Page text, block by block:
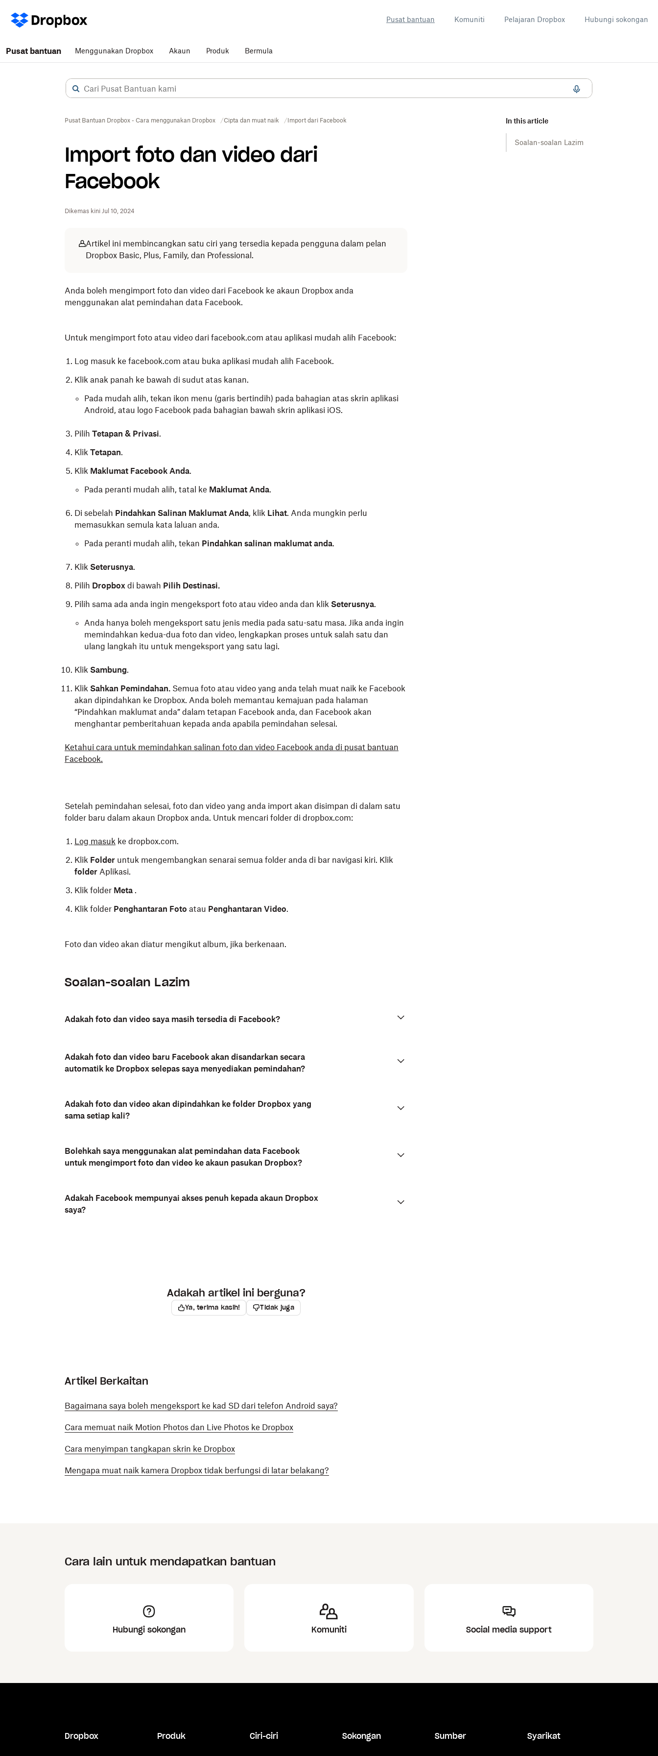
Pusat bantuan Komuniti Pelajaran Dropbox Hubungi sokongan
Pusat bantuan Menggunakan Dropbox Akaun Produk Bermula
Pusat Bantuan Dropbox - Cara menggunakan Dropbox Cipta dan muat naik Import dari Facebook
Import foto dan video dari
Facebook
Dikemas kini Jul 10, 2024
In this article
Soalan-soalan Lazim
Artikel ini membincangkan satu ciri yang tersedia kepada pengguna dalam pelan
Dropbox Basic, Plus, Family, dan Professional.
Anda boleh mengimport foto dan video dari Facebook ke akaun Dropbox anda
menggunakan alat pemindahan data Facebook.
Untuk mengimport foto atau video dari facebook.com atau aplikasi mudah alih Facebook:
Log masuk ke facebook.com atau buka aplikasi mudah alih Facebook.
Klik anak panah ke bawah di sudut atas kanan.
Pada mudah alih, tekan ikon menu (garis bertindih) pada bahagian atas skrin aplikasi
Android, atau logo Facebook pada bahagian bawah skrin aplikasi iOS.
Pilih Tetapan & Privasi.
Klik Tetapan.
Klik Maklumat Facebook Anda.
Pada peranti mudah alih, tatal ke Maklumat Anda.
Di sebelah Pindahkan Salinan Maklumat Anda, klik Lihat. Anda mungkin perlu
memasukkan semula kata laluan anda.
Pada peranti mudah alih, tekan Pindahkan salinan maklumat anda.
Klik Seterusnya.
Pilih Dropbox di bawah Pilih Destinasi.
Pilih sama ada anda ingin mengeksport foto atau video anda dan klik Seterusnya.
Anda hanya boleh mengeksport satu jenis media pada satu-satu masa. Jika anda ingin
memindahkan kedua-dua foto dan video, lengkapkan proses untuk salah satu dan
ulang langkah itu untuk mengeksport yang satu lagi.
Klik Sambung.
Klik Sahkan Pemindahan. Semua foto atau video yang anda telah muat naik ke Facebook
akan dipindahkan ke Dropbox. Anda boleh memantau kemajuan pada halaman
“Pindahkan maklumat anda” dalam tetapan Facebook anda, dan Facebook akan
menghantar pemberitahuan kepada anda apabila pemindahan selesai.
Ketahui cara untuk memindahkan salinan foto dan video Facebook anda di pusat bantuan
Facebook.
Setelah pemindahan selesai, foto dan video yang anda import akan disimpan di dalam satu
folder baru dalam akaun Dropbox anda. Untuk mencari folder di dropbox.com:
Log masuk ke dropbox.com.
Klik Folder untuk mengembangkan senarai semua folder anda di bar navigasi kiri. Klik
folder Aplikasi.
Klik folder Meta .
Klik folder Penghantaran Foto atau Penghantaran Video.
Foto dan video akan diatur mengikut album, jika berkenaan.
Soalan-soalan Lazim
Adakah foto dan video saya masih tersedia di Facebook?
Adakah foto dan video baru Facebook akan disandarkan secara
automatik ke Dropbox selepas saya menyediakan pemindahan?
Adakah foto dan video akan dipindahkan ke folder Dropbox yang
sama setiap kali?
Bolehkah saya menggunakan alat pemindahan data Facebook
untuk mengimport foto dan video ke akaun pasukan Dropbox?
Adakah Facebook mempunyai akses penuh kepada akaun Dropbox
saya?
Adakah artikel ini berguna?
Ya, terima kasih! Tidak juga
Artikel Berkaitan
Bagaimana saya boleh mengeksport ke kad SD dari telefon Android saya?
Cara memuat naik Motion Photos dan Live Photos ke Dropbox
Cara menyimpan tangkapan skrin ke Dropbox
Mengapa muat naik kamera Dropbox tidak berfungsi di latar belakang?
Cara lain untuk mendapatkan bantuan
Hubungi sokongan Komuniti Social media support
Dropbox Produk Ciri-ciri Sokongan Sumber Syarikat